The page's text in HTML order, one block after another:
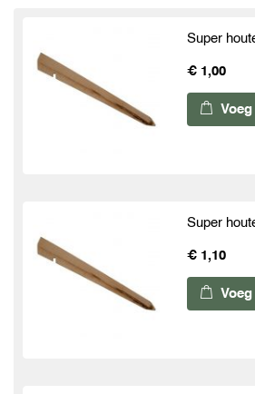
Super
€ 1,00
Super
€ 1,10